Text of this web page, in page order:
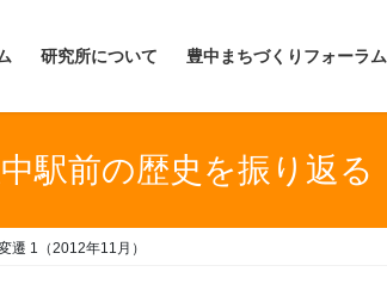
研究所について 豊中まちづくりフォーラム
駅前の歴史を振り返る
遷 1（2012年11月）